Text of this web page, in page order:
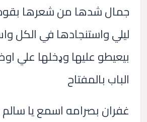
جمال شدها من شعرها
ليلي واستنجادها في الكل
بيعيطو عليها وډخلها علي
الباب بالمفتاح
غفران بصرامه اسمع يا